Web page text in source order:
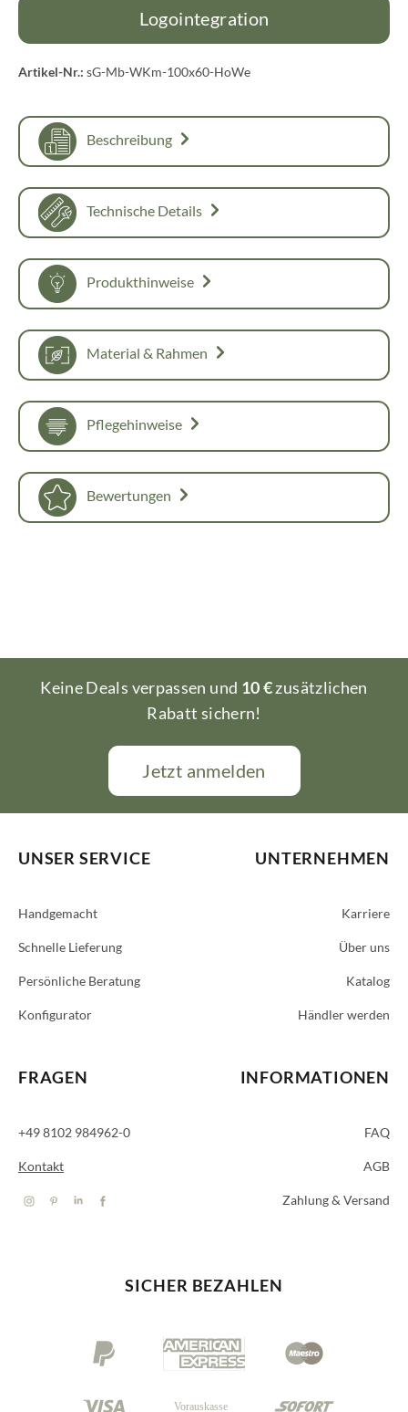
Logointegration
Artikel-Nr.: sG-Mb-WKm-100x60-HoWe
Beschreibung
Technische Details
Produkthinweise
Material & Rahmen
Pflegehinweise
Bewertungen
Keine Deals verpassen und 10 €zusätzlichen
Rabatt sichern!
Jetzt anmelden
UNSER SERVICE
Handgemacht
Schnelle Lieferung
Persönliche Beratung
Konfigurator
FRAGEN
+49 8102 984962-0
Kontakt
UNTERNEHMEN
Karriere
Über uns
Katalog
Händler werden
INFORMATIONEN
FAQ
AGB
Zahlung & Versand
SICHER BEZAHLEN